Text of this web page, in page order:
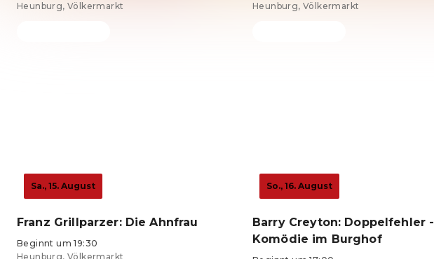
Heunburg, Völkermarkt
Heunburg, Völkermarkt
Sa., 15. August
Franz Grillparzer: Die Ahnfrau
Beginnt um 19:30
Heunburg, Völkermarkt
So., 16. August
Barry Creyton: Doppelfehler -
Komödie im Burghof